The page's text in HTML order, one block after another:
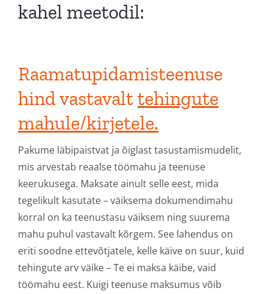
kahel meetodil:
Raamatupidamisteenuse
hind vastavalttehingute
mahule/kirjetele.
Pakume läbipaistvat ja õiglast tasustamismudelit,
mis arvestab reaalse töömahu ja teenuse
keerukusega. Maksate ainult selle eest, mida
tegelikult kasutate – väiksema dokumendimahu
korral on ka teenustasu väiksem ning suurema
mahu puhul vastavalt kõrgem. See lahendus on
eriti soodne ettevõtjatele, kelle käive on suur, kuid
tehingute arv väike – Te ei maksa käibe, vaid
töömahu eest. Kuigi teenuse maksumus võib